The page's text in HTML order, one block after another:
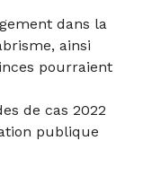
dans la
ainsi
pourraient
de cas 2022
publique